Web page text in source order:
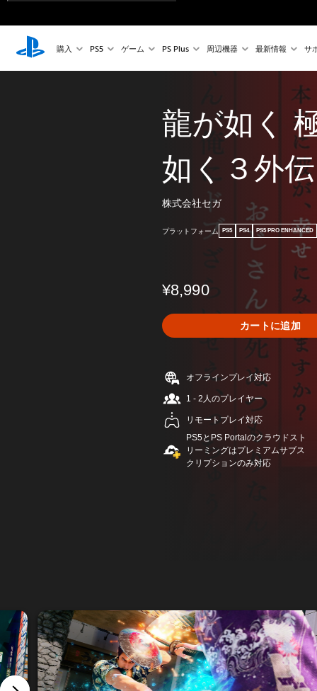
購入 PS5 ゲーム PS Plus 周辺機器 最新情報 サ
龍が如く
如く３外
株式会社セガ
プラットフォーム PS5 PS4 PS5 PRO ENHANCED
¥8,990
カートに追加
オフラインプレイ対応
1 - 2人のプレイヤー
リモートプレイ対応
PS5とPS Portalのクラウドスト
リーミングはプレミアムサブス
クリプションのみ対応